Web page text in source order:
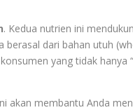
. Kedua nutrien ini
dari bahan utuh
yang tidak hanya
akan membantu Anda